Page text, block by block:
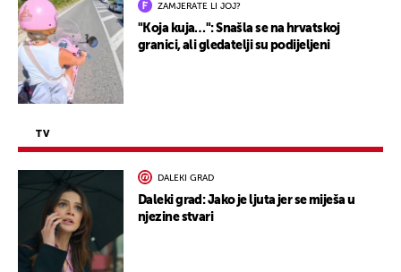
ZAMJERATE LI JOJ?
"Koja kuja…": Snašla se na hrvatskoj
granici, ali gledatelji su podijeljeni
TV
DALEKI GRAD
Daleki grad: Jako je ljuta jer se miješa u
njezine stvari